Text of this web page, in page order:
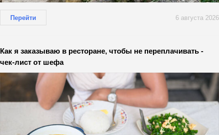
Перейти 6 августа 2026
Как я заказываю в ресторане, чтобы не переплачивать -
чек-лист от шефа